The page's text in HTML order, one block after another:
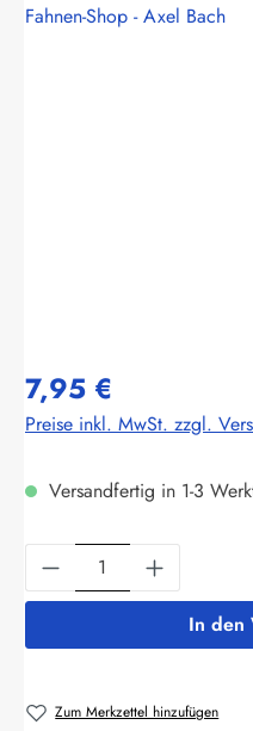
Fahnen-Shop - Axel Bach
7,95 €
Preise inkl. MwSt. zzgl.
Versandfertig in 1-3
Produkt Anzahl:
In den
Zum Merkzettel hinzufügen